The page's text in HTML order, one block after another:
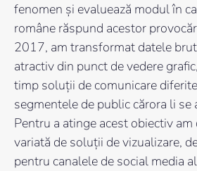
fenomen și evaluează modul în
române răspund acestor
2017, am transformat datele
atractiv din punct de vedere
timp soluții de comunicare
segmentele de public cărora li se
Pentru a atinge acest obiectiv am
variată de soluții de vizualizare,
pentru canalele de social media